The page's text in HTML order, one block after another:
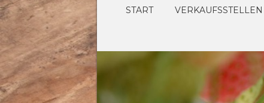
START VERKAUFSSTELLEN